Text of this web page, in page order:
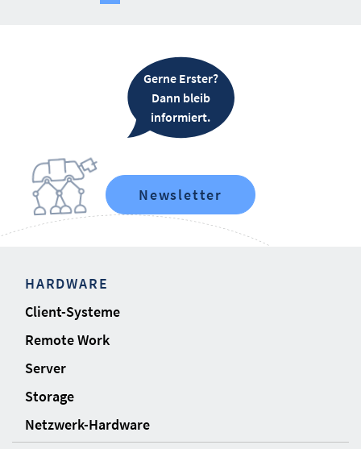
Gerne Erster?
Dann bleib
informiert.
Newsletter
HARDWARE
Client-Systeme
Remote Work
Server
Storage
Netzwerk-Hardware